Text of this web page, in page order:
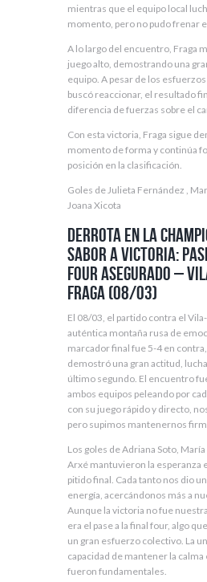
mientras que el equipo local
momento, pero no pudo frenar
A lo largo del encuentro, Fraga
juego alto, demostrando una
equipo. A pesar de los
buscó reaccionar, el resultado
diferencia de fuerzas sobre el
Con esta victoria, Fraga sigue
momento de forma y continúa
posición en la clasificación.
Goles de Julieta Fernández ,
Joana Xicota
Derrota en la
sabor a victoria:
Four asegurado –
Fraga (08/03)
El 08/03, el partido contra el
auténtica montaña rusa de
marcador final fue 5-4 en
demostró una gran actitud,
último segundo. El encuentro
ambos equipos peleando por
con su juego rápido y directo,
pero supimos mantenernos
Los goles de Adriana Soto, María
Arxé mantuvieron la esperanza
pitido final. Cada tanto nos dio
energía, acercándonos más a
Aunque la victoria no fue
era el pase a la final four, algo
un gran esfuerzo colectivo. La
capacidad de mantener la
fueron fundamentales.